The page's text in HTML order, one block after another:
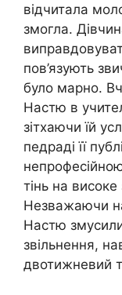
відчитала
змогла.
пов’язують
було марно.
Настю в
зітхаючи їй
педраді її
тінь на
Незважаючи
Настю
звільнення,
двотижневий